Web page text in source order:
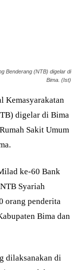
Benderang (NTB) digelar di
Bima. (Ist)
Kemasyarakatan
digelar di Bima
Sakit Umum
ke-60 Bank
Syariah
orang penderita
Bima dan
dilaksanakan di